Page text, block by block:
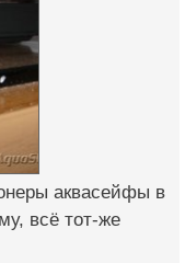
аквасейфы в
всё тот-же